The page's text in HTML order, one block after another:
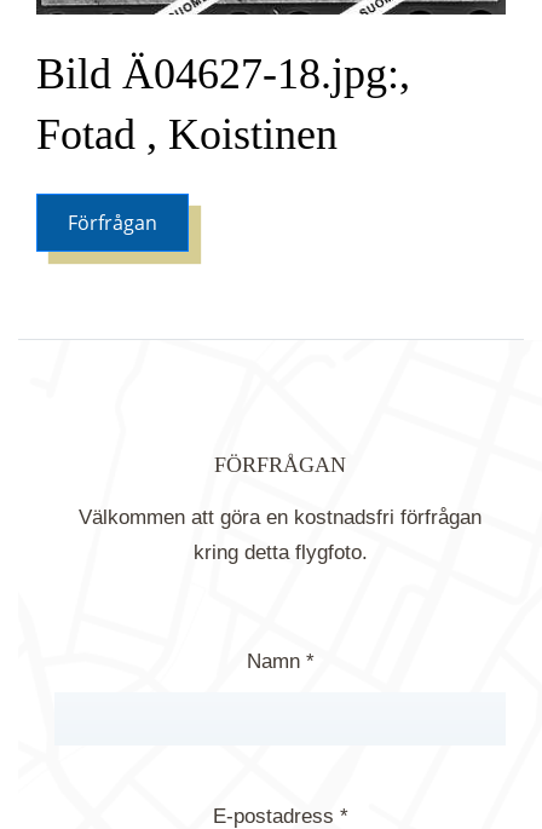
Bild Ä04627-18.jpg:,
Fotad , Koistinen
Förfrågan
FÖRFRÅGAN
Välkommen att göra en kostnadsfri förfrågan
kring detta flygfoto.
Namn *
E-postadress *